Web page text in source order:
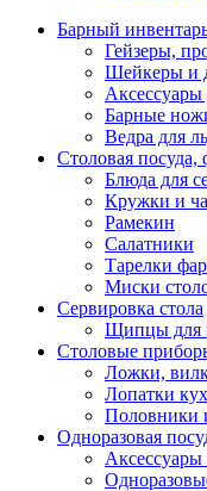
Барный
Гейзеры,
Шейкеры и
Аксессуары
Барные
Ведра для
Столовая посуда,
Блюда для
Кружки и
Рамекин
Салатники
Тарелки
Миски
Сервировка стола
Щипцы для
Столовые
Ложки,
Лопатки
Половники
Одноразовая